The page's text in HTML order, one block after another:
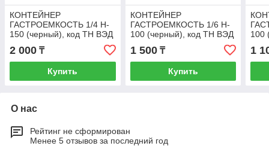
КОНТЕЙНЕР
ГАСТРОЕМКОСТЬ 1/4 H-
150 (черный), код ТН ВЭД
3923100000
2 000 ₸
Купить
КОНТЕЙНЕР
ГАСТРОЕМКОСТЬ 1/6 H-
100 (черный), код ТН ВЭД
3923100000
1 500₸
Купить
100
1
О нас
Рейтинг не сформирован
Менее 5 отзывов за последний год